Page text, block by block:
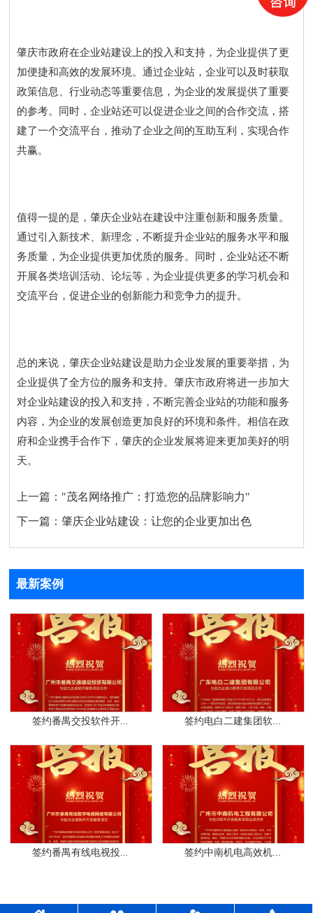
肇庆市政府在企业站建设上的投入和支持，为企业提供了更
加便捷和高效的发展环境。通过企业站，企业可以及时获取
政策信息、行业动态等重要信息，为企业的发展提供了重要
的参考。同时，企业站还可以促进企业之间的合作交流，搭
建了一个交流平台，推动了企业之间的互助互利，实现合作
共赢。
值得一提的是，肇庆企业站在建设中注重创新和服务质量。
通过引入新技术、新理念，不断提升企业站的服务水平和服
务质量，为企业提供更加优质的服务。同时，企业站还不断
开展各类培训活动、论坛等，为企业提供更多的学习机会和
交流平台，促进企业的创新能力和竞争力的提升。
总的来说，肇庆企业站建设是助力企业发展的重要举措，为
企业提供了全方位的服务和支持。肇庆市政府将进一步加大
对企业站建设的投入和支持，不断完善企业站的功能和服务
内容，为企业的发展创造更加良好的环境和条件。相信在政
府和企业携手合作下，肇庆的企业发展将迎来更加美好的明
天。
上一篇： "茂名网络推广：打造您的品牌影响力"
下一篇：肇庆企业站建设：让您的企业更加出色
最新案例
签约番禺交投软件开... 签约电白二建集团软...
签约番禺有线电视投... 签约中南机电高效机...